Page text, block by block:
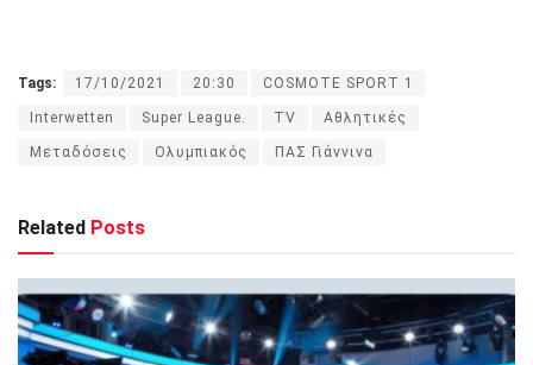
Tags: 17/10/2021 20:30 COSMOTE SPORT 1
Interwetten Super League. TV Αθλητικές
Μεταδόσεις Ολυμπιακός ΠΑΣ Γιάννινα
Related Posts